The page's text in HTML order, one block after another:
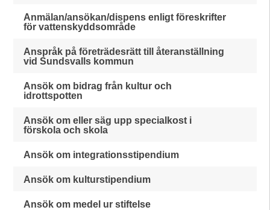
Anmälan/ansökan/dispens enligt föreskrifter
för vattenskyddsområde
Anspråk på företrädesrätt till återanställning
vid Sundsvalls kommun
Ansök om bidrag från kultur och
idrottspotten
Ansök om eller säg upp specialkost i
förskola och skola
Ansök om integrationsstipendium
Ansök om kulturstipendium
Ansök om medel ur stiftelse